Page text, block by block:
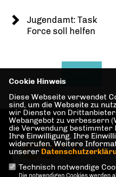
Jugendamt: Task
Force soll helfen
Cookie Hinweis
Diese Webseite verwendet
sind, um die Webseite zu
wir Dienste von
Webangebot zu verbessern
die Verwendung bestimmter
Ihre Einwilligung. Ihre
widerrufen. Weitere
unserer
Technisch notwendige
Die notwendigen Cookies werden